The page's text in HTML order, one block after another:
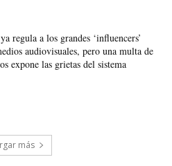
regula a los grandes ‘influencers’
audiovisuales, pero una multa de
expone las grietas del sistema
más